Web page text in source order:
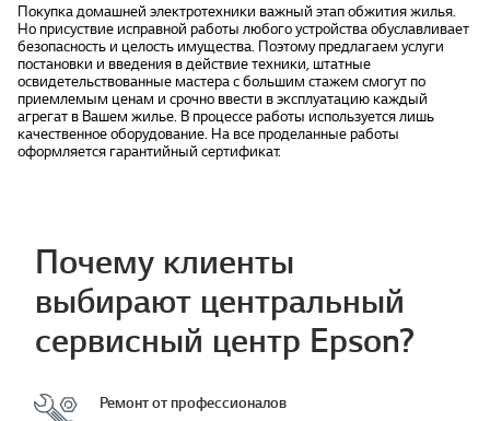
Покупка домашней электротехники важный этап обжития жилья.
Но присуствие исправной работы любого устройства обуславливает
безопасность и целость имущества. Поэтому предлагаем услуги
постановки и введения в действие техники, штатные
освидетельствованные мастера с большим стажем смогут по
приемлемым ценам и срочно ввести в эксплуатацию каждый
агрегат в Вашем жилье. В процессе работы используется лишь
качественное оборудование. На все проделанные работы
оформляется гарантийный сертификат.
Почему клиенты
выбирают центральный
сервисный центр Epson?
Ремонт от профессионалов